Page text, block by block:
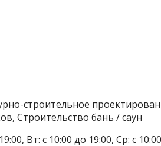
строительное
Строительство бань / саун
Вт: с 10:00 до 19:00, Ср: с